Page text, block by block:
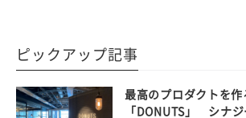
ピックアップ記事
最高のプロダクトを作
「DONUTS」 シナ